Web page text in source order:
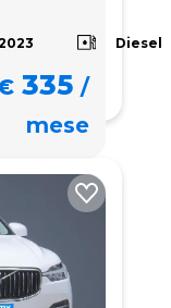
Diesel
335 /
mese